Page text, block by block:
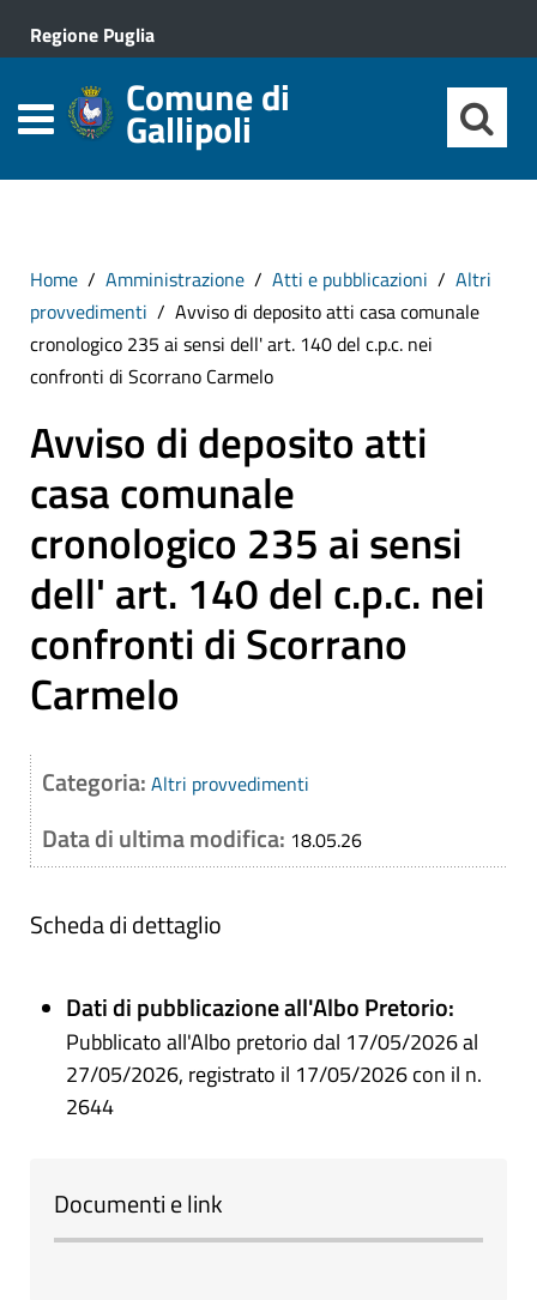
Regione Puglia
Comune di
Gallipoli
Home Amministrazione Atti e pubblicazioni
Altri
provvedimenti
Avviso di deposito atti casa comunale
cronologico 235 ai sensi dell' art. 140 del c.p.c. nei
confronti di Scorrano Carmelo
Avviso di deposito atti
casa comunale
cronologico 235 ai sensi
dell' art. 140 del c.p.c. nei
confronti di Scorrano
Carmelo
Categoria: Altri provvedimenti
Data di ultima modifica: 18.05.26
Scheda di dettaglio
Dati di pubblicazione all'Albo Pretorio:
Pubblicato all'Albo pretorio dal 17/05/2026 al
27/05/2026, registrato il 17/05/2026 con il n.
2644
Documenti e link